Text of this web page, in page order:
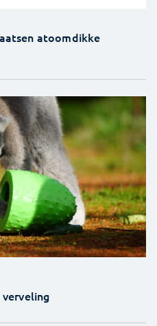
atoomdikke